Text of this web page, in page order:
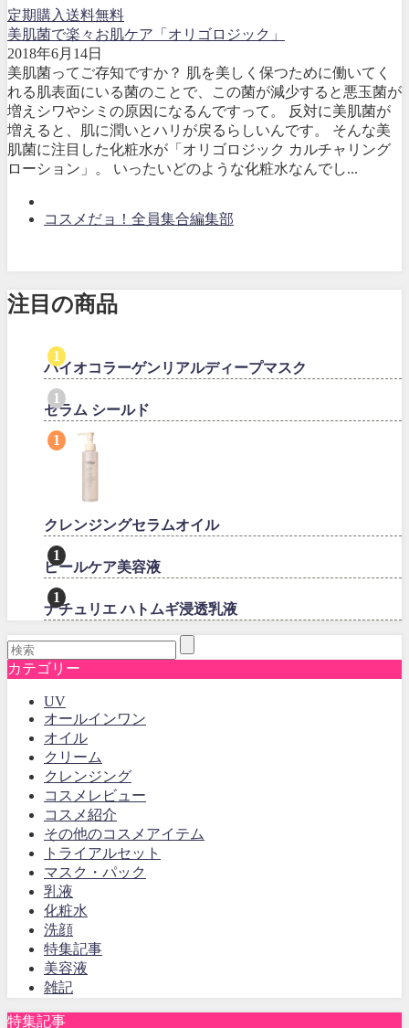
定期購入送料無料
美肌菌で楽々お肌ケア「オリゴロジック」
2018年6月14日
美肌菌ってご存知ですか？ 肌を美しく保つために働いてく
れる肌表面にいる菌のことで、この菌が減少すると悪玉菌が
増えシワやシミの原因になるんですって。 反対に美肌菌が
増えると、肌に潤いとハリが戻るらしいんです。 そんな美
肌菌に注目した化粧水が「オリゴロジック カルチャリング
ローション」。 いったいどのような化粧水なんでし...
コスメだョ！全員集合編集部
注目の商品
バイオコラーゲンリアルディープマスク
セラム シールド
クレンジングセラムオイル
ピールケア美容液
ナチュリエ ハトムギ浸透乳液
カテゴリー
UV
オールインワン
オイル
クリーム
クレンジング
コスメレビュー
コスメ紹介
その他のコスメアイテム
トライアルセット
マスク・パック
乳液
化粧水
洗顔
特集記事
美容液
雑記
特集記事